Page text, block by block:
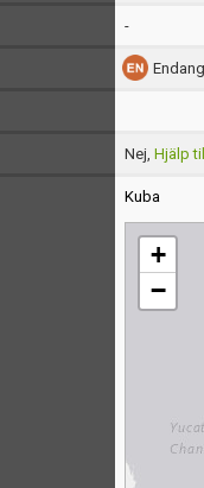
-
Nej, Hjälp till
Kuba
+
−